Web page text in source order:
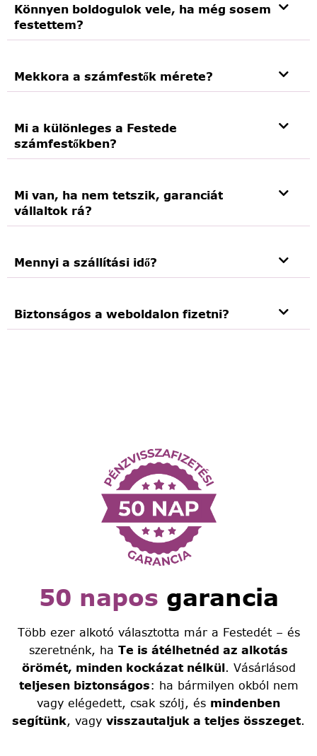
Könnyen boldogulok vele, ha még sosem
festettem?
Mekkora a számfestők mérete?
Mi a különleges a Festede
számfestőkben?
Mi van, ha nem tetszik, garanciát
vállaltok rá?
Mennyi a szállítási idő?
Biztonságos a weboldalon fizetni?
50 napos garancia
Több ezer alkotó választotta már a Festedét – és
szeretnénk, ha Te is átélhetnéd az alkotás
örömét, minden kockázat nélkül. Vásárlásod
teljesen biztonságos: ha bármilyen okból nem
vagy elégedett, csak szólj, és mindenben
segítünk, vagy visszautaljuk a teljes összeget.